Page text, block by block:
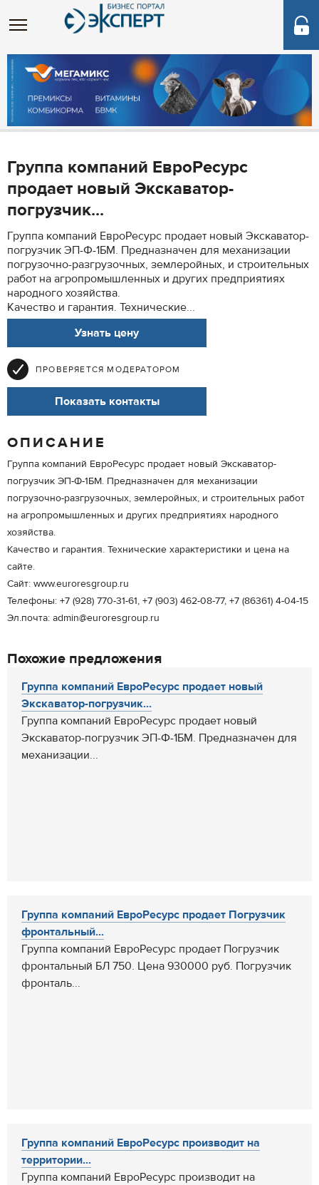
Группа компаний ЕвроРесурс
продает новый Экскаватор-
погрузчик...
Группа компаний ЕвроРесурс продает новый Экскаватор-
погрузчик ЭП-Ф-1БМ. Предназначен для механизации
погрузочно-разгрузочных, землеройных, и строительных
работ на агропромышленных и других предприятиях
народного хозяйства.
Качество и гарантия. Технические...
Узнать цену
ПРОВЕРЯЕТСЯ МОДЕРАТОРОМ
Показать контакты
ОПИСАНИЕ
Группа компаний ЕвроРесурс продает новый Экскаватор-
погрузчик ЭП-Ф-1БМ. Предназначен для механизации
погрузочно-разгрузочных, землеройных, и строительных работ
на агропромышленных и других предприятиях народного
хозяйства.
Качество и гарантия. Технические характеристики и цена на
сайте.
Сайт: www.euroresgroup.ru
Телефоны: +7 (928) 770-31-61, +7 (903) 462-08-77, +7 (86361) 4-04-15
Эл.почта: admin@euroresgroup.ru
Похожие предложения
Группа компаний ЕвроРесурс продает новый
Экскаватор-погрузчик...
Группа компаний ЕвроРесурс продает новый
Экскаватор-погрузчик ЭП-Ф-1БМ. Предназначен для
механизации...
Группа компаний ЕвроРесурс продает Погрузчик
фронтальный...
Группа компаний ЕвроРесурс продает Погрузчик
фронтальный БЛ 750. Цена 930000 руб. Погрузчик
фронталь...
Группа компаний ЕвроРесурс производит на
территории...
Группа компаний ЕвроРесурс производит на